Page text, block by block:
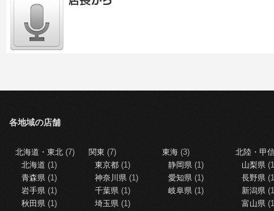
各地域の店舗
北海道・東北 (7)
北海道 (1)
青森県 (1)
岩手県 (1)
秋田県 (1)
関東 (7)
東京都 (1)
神奈川県 (1)
千葉県 (1)
埼玉県 (1)
東海 (3)
静岡県 (1)
愛知県 (1)
岐阜県 (1)
北陸・甲
山梨県
長野県
新潟県
富山県